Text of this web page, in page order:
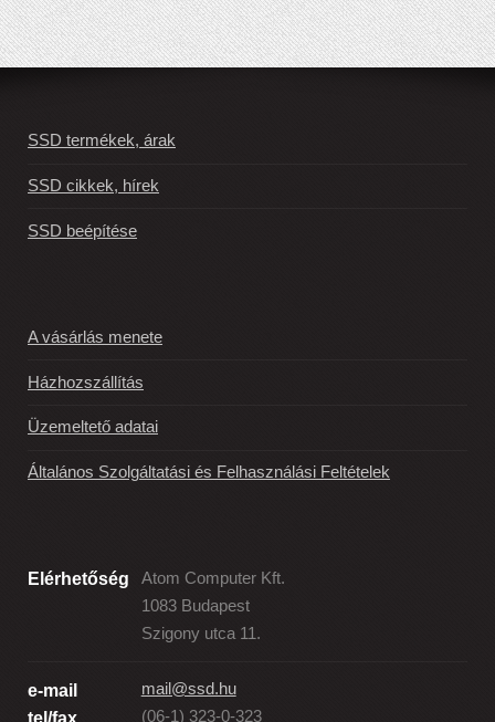
SSD termékek, árak
SSD cikkek, hírek
SSD beépítése
A vásárlás menete
Házhozszállítás
Üzemeltető adatai
Általános Szolgáltatási és Felhasználási Feltételek
Elérhetőség
Atom Computer Kft.
1083 Budapest
Szigony utca 11.
e-mail
tel/fax
mail@ssd.hu
(06-1) 323-0-323